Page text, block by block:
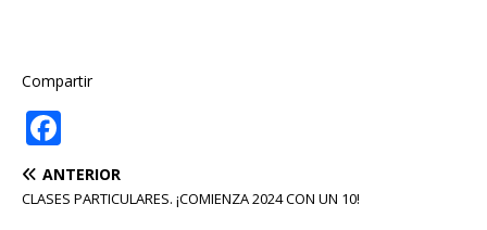
Compartir
a
c
ANTERIOR
CLASES PARTICULARES. ¡COMIENZA 2024 CON UN 10!